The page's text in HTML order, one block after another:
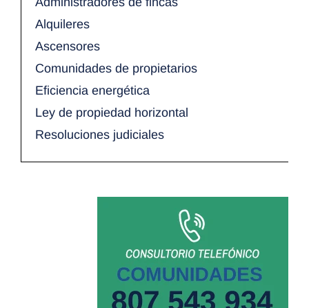
Alquileres
Ascensores
Comunidades de propietarios
Eficiencia energética
Ley de propiedad horizontal
Resoluciones judiciales